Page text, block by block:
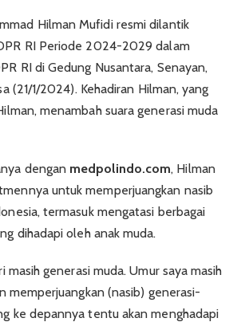
Hilman Mufidi resmi dilantik
RI Periode 2024-2029 dalam
RI di Gedung Nusantara, Senayan,
(21/1/2024). Kehadiran Hilman, yang
menambah suara generasi muda
dengan medpolindo.com, Hilman
untuk memperjuangkan nasib
termasuk mengatasi berbagai
dihadapi oleh anak muda.
masih generasi muda. Umur saya masih
memperjuangkan (nasib) generasi-
ke depannya tentu akan menghadapi